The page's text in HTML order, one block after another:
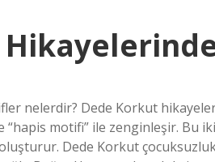
nelerdir? Dede Korkut
“hapis motifi” ile zenginleşir. Bu
Dede Korkut